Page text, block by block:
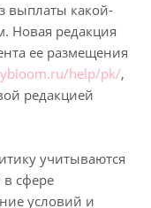
выплаты какой-
Новая редакция
ее размещения
help/pk/,
редакцией
учитываются
в сфере
условий и